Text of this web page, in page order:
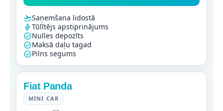
Saņemšana lidostā
Tūlītējs apstiprinājums
Nulles depozīts
Maksā daļu tagad
Pilns segums
Fiat Panda
MINI CAR